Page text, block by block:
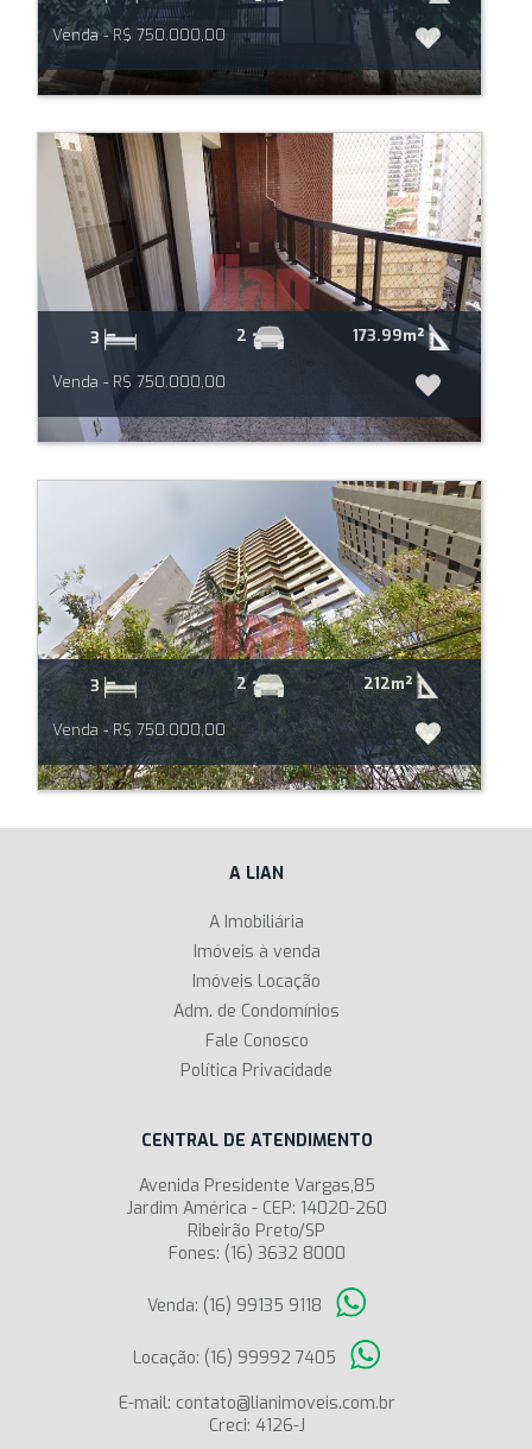
Venda - R$ 750.000,00
3 2 173.99m²
Venda - R$ 750.000,00
3 2 212m²
Venda - R$ 750.000,00
A LIAN
A Imobiliária
Imóveis à venda
Imóveis Locação
Adm. de Condomínios
Fale Conosco
Política Privacidade
CENTRAL DE ATENDIMENTO
Avenida Presidente Vargas,85
Jardim América - CEP: 14020-260
Ribeirão Preto/SP
Fones: (16) 3632 8000
Venda: (16) 99135 9118
Locação: (16) 99992 7405
E-mail: contato@lianimoveis.com.br
Creci: 4126-J